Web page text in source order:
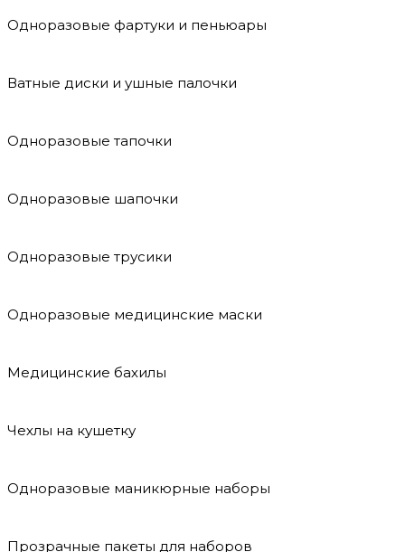
Одноразовые фартуки и пеньюары
Ватные диски и ушные палочки
Одноразовые тапочки
Одноразовые шапочки
Одноразовые трусики
Одноразовые медицинские маски
Медицинские бахилы
Чехлы на кушетку
Одноразовые маникюрные наборы
Прозрачные пакеты для наборов